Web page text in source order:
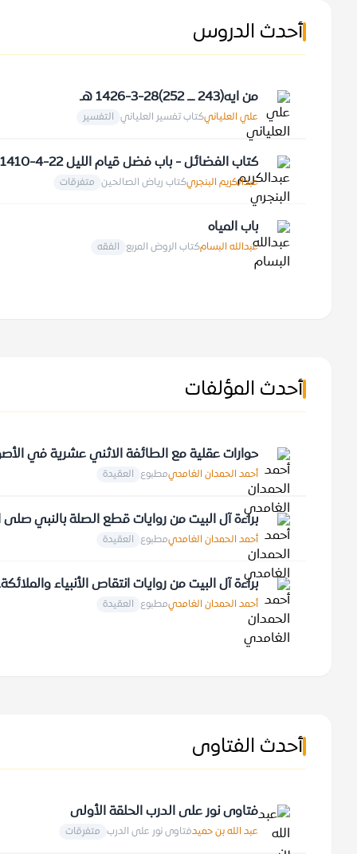
أحدث الدروس
من ايه(243 ـــ 252)28-3-1426 هـ
علي العليانيكتاب تفسير العلياني التفسير
كتاب الفضائل - باب فضل قيام الليل 22-4-1410 هـ
عبدالكريم البنجريكتاب رياض الصالحين متفرقات
باب المياه
عبدالله البسامكتاب الروض المربع الفقه
أحدث المؤلفات
حوارات عقلية مع الطائفة الاثني عشرية في
أحمد الحمدان الغامديمطبوع العقيدة
براءة آل البيت من روايات قطع الصلة بالنبي
أحمد الحمدان الغامديمطبوع العقيدة
براءة آل البيت من روايات انتقاص الأنبياء
أحمد الحمدان الغامديمطبوع العقيدة
أحدث الفتاوى
فتاوى نور على الدرب الحلقة الأولى
عبد الله بن حميدفتاوى نور على الدرب متفرقات